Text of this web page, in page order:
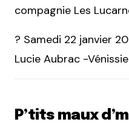
compagnie Les
? Samedi 22 janvier
Lucie Aubrac -
P’tits maux